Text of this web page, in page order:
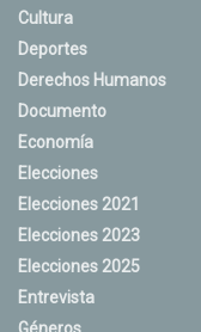
Cultura
Deportes
Derechos Humanos
Documento
Economía
Elecciones
Elecciones 2021
Elecciones 2023
Elecciones 2025
Entrevista